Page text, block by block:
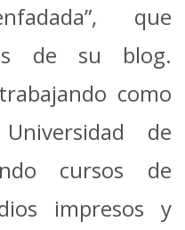
que
de su blog.
como
de
cursos de
impresos y